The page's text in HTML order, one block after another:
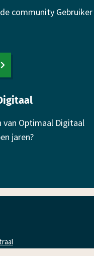
community Gebruiker
van Optimaal Digitaal
jaren?